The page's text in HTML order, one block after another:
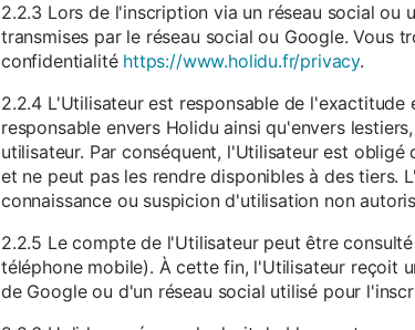
2.2.3 Lors de l'inscription via un réseau social
transmises par le réseau social ou Google. Vous
confidentialité https://www.holidu.fr/privacy.
2.2.4 L'Utilisateur est responsable de
responsable envers Holidu ainsi qu'envers
utilisateur. Par conséquent, l'Utilisateur est
et ne peut pas les rendre disponibles à des
connaissance ou suspicion d'utilisation non
2.2.5 Le compte de l'Utilisateur peut être
téléphone mobile). À cette fin, l'Utilisateur reçoit
de Google ou d'un réseau social utilisé pour